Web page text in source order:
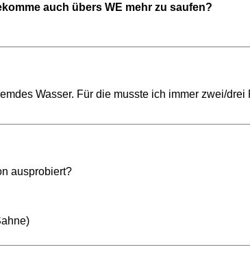
auch übers WE mehr zu saufen?
Wasser. Für die musste ich immer zwei/
ausprobiert?